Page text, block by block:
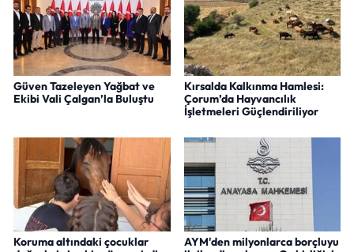
Güven Tazeleyen Yağbat ve
Ekibi Vali Çalgan’la Buluştu
Kırsalda Kalkınma Hamlesi:
Çorum’da Hayvancılık
İşletmeleri Güçlendiriliyor
Koruma altındaki çocuklar
AYM'den milyonlarca borçluyu